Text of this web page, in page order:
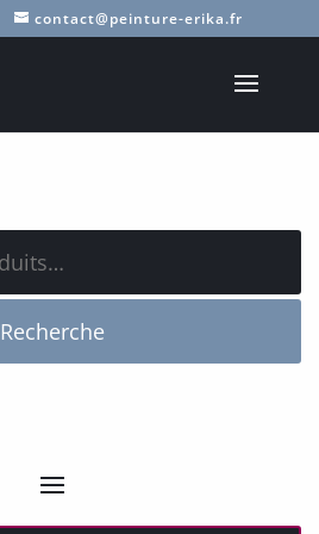
contact@peinture-erika.fr
Recherche